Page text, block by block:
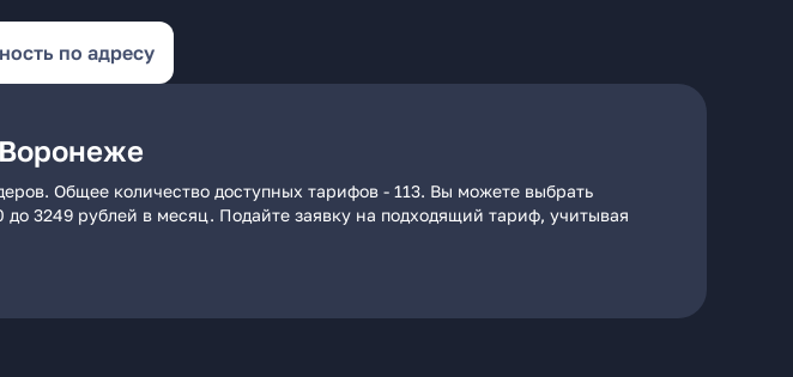
по адресу
Общее количество доступных тарифов - 113. Вы можете выбрать
3249 рублей в месяц. Подайте заявку на подходящий тариф, учитывая